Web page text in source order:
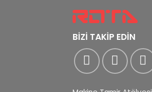
BİZİ TAKİP EDİN